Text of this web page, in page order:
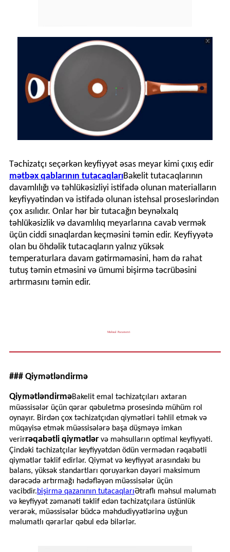
Təchizatçı seçərkən keyfiyyət əsas meyar kimi çıxış edir
mətbəx qablarının tutacaqlarıBakelit tutacaqlarının
davamlılığı və təhlükəsizliyi istifadə olunan materialların
keyfiyyətindən və istifadə olunan istehsal proseslərindən
çox asılıdır. Onlar hər bir tutacağın beynəlxalq
təhlükəsizlik və davamlılıq meyarlarına cavab vermək
üçün ciddi sınaqlardan keçməsini təmin edir. Keyfiyyətə
olan bu öhdəlik tutacaqların yalnız yüksək
temperaturlara davam gətirməməsini, həm də rahat
tutuş təmin etməsini və ümumi bişirmə təcrübəsini
artırmasını təmin edir.
Məhsul Parametri
### Qiymətləndirmə
QiymətləndirməBakelit emal təchizatçıları axtaran
müəssisələr üçün qərar qəbuletmə prosesində mühüm rol
oynayır. Birdən çox təchizatçıdan qiymətləri təhlil etmək və
müqayisə etmək müəssisələrə başa düşməyə imkan
verirrəqabətli qiymətlər və məhsulların optimal keyfiyyəti.
Çindəki təchizatçılar keyfiyyətdən ödün vermədən rəqabətli
qiymətlər təklif edirlər. Qiymət və keyfiyyət arasındakı bu
balans, yüksək standartları qoruyarkən dəyəri maksimum
dərəcədə artırmağı hədəfləyən müəssisələr üçün
vacibdir.bişirmə qazanının tutacaqlarıƏtraflı məhsul məlumatı
və keyfiyyət zəmanəti təklif edən təchizatçılara üstünlük
verərək, müəssisələr büdcə məhdudiyyətlərinə uyğun
məlumatlı qərarlar qəbul edə bilərlər.